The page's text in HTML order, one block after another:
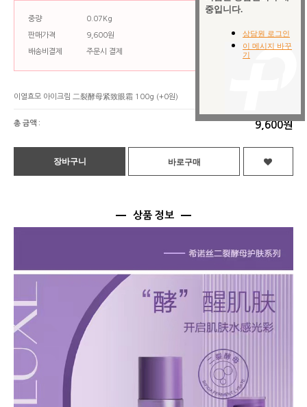
중량 0.07Kg
판매가격 9,600원
배송비결제 주문시 결제
이열효모 아이크림 二裂酵母紧致眼霜 100g (+0원)
총 금액 : 9,600원
상품 정보